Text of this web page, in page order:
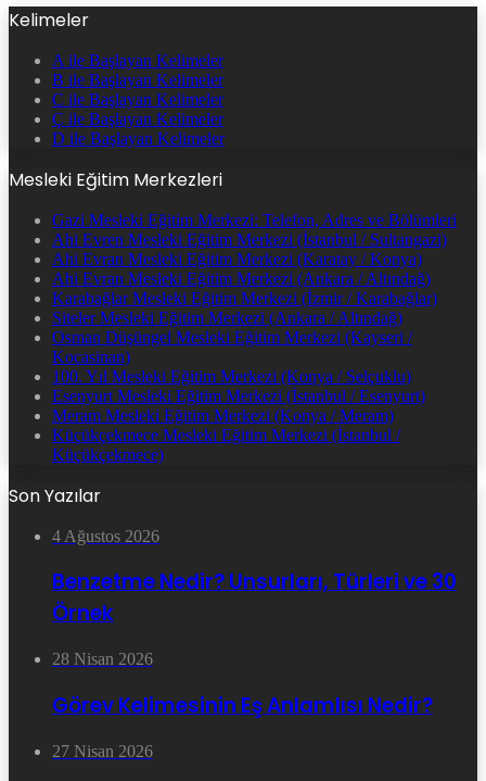
Kelimeler
A ile Başlayan Kelimeler
B ile Başlayan Kelimeler
C ile Başlayan Kelimeler
Ç ile Başlayan Kelimeler
D ile Başlayan Kelimeler
Mesleki Eğitim Merkezleri
Gazi Mesleki Eğitim Merkezi: Telefon, Adres ve Bölümleri
Ahi Evren Mesleki Eğitim Merkezi (İstanbul / Sultangazi)
Ahi Evran Mesleki Eğitim Merkezi (Karatay / Konya)
Ahi Evran Mesleki Eğitim Merkezi (Ankara / Altındağ)
Karabağlar Mesleki Eğitim Merkezi (İzmir / Karabağlar)
Siteler Mesleki Eğitim Merkezi (Ankara / Altındağ)
Osman Düşüngel Mesleki Eğitim Merkezi (Kayseri /
Kocasinan)
100. Yıl Mesleki Eğitim Merkezi (Konya / Selçuklu)
Esenyurt Mesleki Eğitim Merkezi (İstanbul / Esenyurt)
Meram Mesleki Eğitim Merkezi (Konya / Meram)
Küçükçekmece Mesleki Eğitim Merkezi (İstanbul /
Küçükçekmece)
Son Yazılar
4 Ağustos 2026
Benzetme Nedir? Unsurları, Türleri ve 30
Örnek
28 Nisan 2026
Görev Kelimesinin Eş Anlamlısı Nedir?
27 Nisan 2026